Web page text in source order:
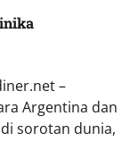
–
Argentina dan
sorotan dunia,